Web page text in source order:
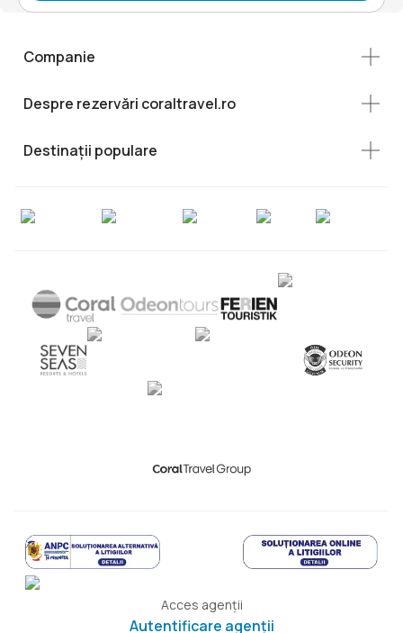
Companie
Despre rezervări coraltravel.ro
Destinații populare
Acces agenții
Autentificare agenții